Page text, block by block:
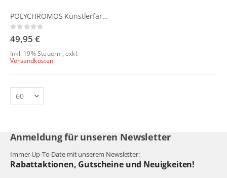
POLYCHROMOS Künstlerfarbstift-Set 24er
Rating:
0%
49,95 €
Inkl. 19% Steuern ,exkl.
Versandkosten
Anmeldung für unseren Newsletter
Immer Up-To-Date mit unserem Newsletter:
Rabattaktionen, Gutscheine und Neuigkeiten!